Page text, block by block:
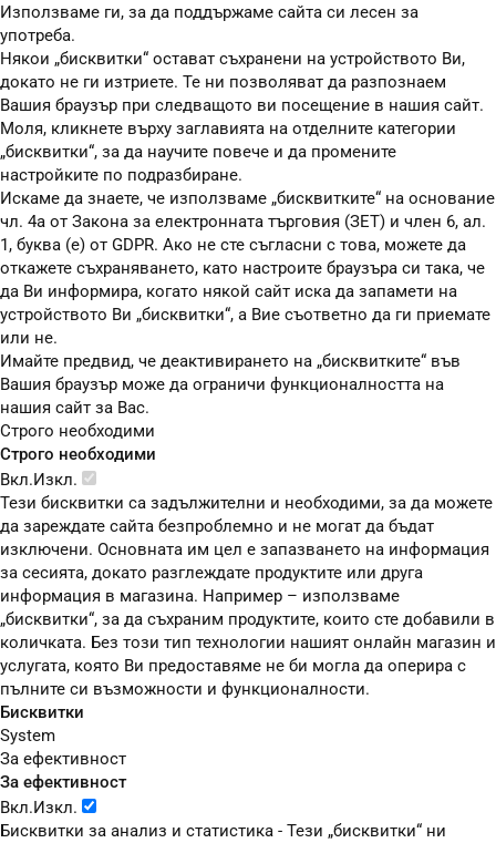
Използваме ги, за да поддържаме сайта си лесен за
употреба.
Някои „бисквитки“ остават съхранени на устройството Ви,
докато не ги изтриете. Те ни позволяват да разпознаем
Вашия браузър при следващото ви посещение в нашия сайт.
Моля, кликнете върху заглавията на отделните категории
„бисквитки“, за да научите повече и да промените
настройките по подразбиране.
Искаме да знаете, че използваме „бисквитките“ на основание
чл. 4а от Закона за електронната търговия (ЗЕТ) и член 6, ал.
1, буква (е) от GDPR. Ако не сте съгласни с това, можете да
откажете съхраняването, като настроите браузъра си така, че
да Ви информира, когато някой сайт иска да запамети на
устройството Ви „бисквитки“, а Вие съответно да ги приемате
или не.
Имайте предвид, че деактивирането на „бисквитките“ във
Вашия браузър може да ограничи функционалността на
нашия сайт за Вас.
Строго необходими
Строго необходими
Вкл.Изкл.
Тези бисквитки са задължителни и необходими, за да можете
да зареждате сайта безпроблемно и не могат да бъдат
изключени. Основната им цел е запазването на информация
за сесията, докато разглеждате продуктите или друга
информация в магазина. Например – използваме
„бисквитки“, за да съхраним продуктите, които сте добавили в
количката. Без този тип технологии нашият онлайн магазин и
услугата, която Ви предоставяме не би могла да оперира с
пълните си възможности и функционалности.
Бисквитки
System
За ефективност
За ефективност
Вкл.Изкл.
Бисквитки за анализ и статистика - Тези „бисквитки“ ни